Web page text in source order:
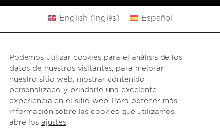
Podemos utilizar cookies para el análisis de los
datos de nuestros visitantes, para mejorar
nuestro sitio web, mostrar contenido
personalizado y brindarle una excelente
experiencia en el sitio web. Para obtener más
información sobre las cookies que utilizamos,
abre los ajustes.
English ( Inglés) Español